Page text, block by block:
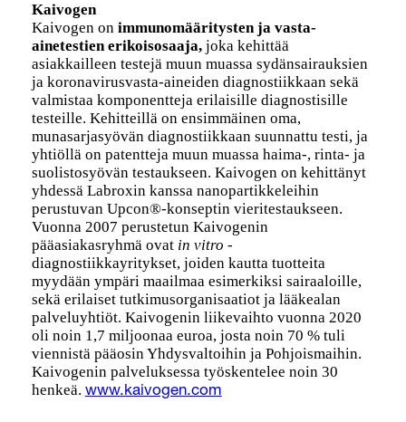
Kaivogen
Kaivogen on immunomääritysten ja vasta-
ainetestien erikoisosaaja,joka kehittää
asiakkailleen testejä muun muassa sydänsairauksien
ja koronavirusvasta-aineiden diagnostiikkaan sekä
valmistaa komponentteja erilaisille diagnostisille
testeille. Kehitteillä on ensimmäinen oma,
munasarjasyövän diagnostiikkaan suunnattu testi, ja
yhtiöllä on patentteja muun muassa haima-, rinta- ja
suolistosyövän testaukseen. Kaivogen on kehittänyt
yhdessä Labroxin kanssa nanopartikkeleihin
perustuvan Upcon®-konseptin vieritestaukseen.
Vuonna 2007 perustetun Kaivogenin
pääasiakasryhmä ovat in vitro -
diagnostiikkayritykset, joiden kautta tuotteita
myydään ympäri maailmaa esimerkiksi sairaaloille,
sekä erilaiset tutkimusorganisaatiot ja lääkealan
palveluyhtiöt​. Kaivogenin liikevaihto vuonna 2020
oli noin 1,7 miljoonaa euroa, josta noin 70 % tuli
viennistä pääosin Yhdysvaltoihin ja Pohjoismaihin.
Kaivogenin palveluksessa työskentelee noin 30
henkeä. www.kaivogen.com